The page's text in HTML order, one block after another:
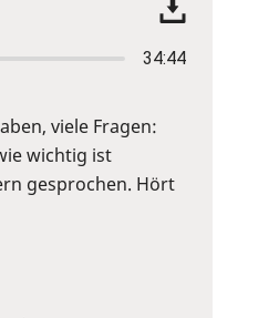
34:44
viele Fragen:
wichtig ist
gesprochen. Hört